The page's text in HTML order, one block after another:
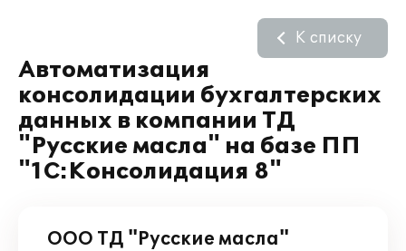
Автоматизация
консолидации бухгалтерских
данных в компании ТД
"Русские масла" на базе ПП
"1С:Консолидация 8"
К списку
ООО ТД "Русские масла"